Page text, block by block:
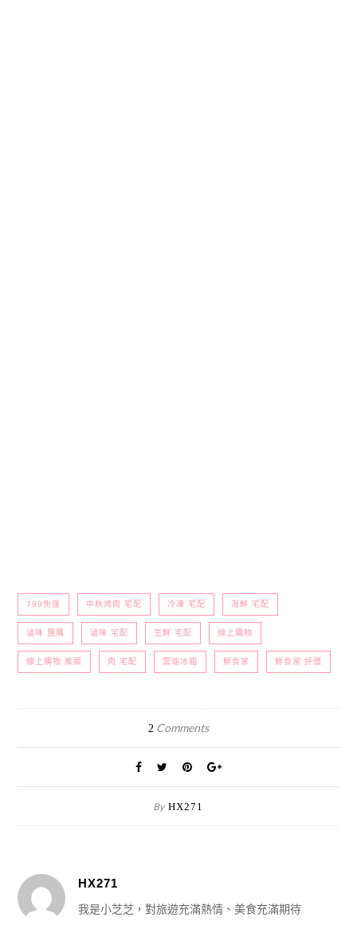
799免運 中秋烤肉 宅配 冷凍 宅配 海鮮 宅配
滷味 團購 滷味 宅配 生鮮 宅配 線上購物
線上購物 推薦 肉 宅配 雲端冰箱 鮮食家 鮮食家 評價
2 Comments
By HX271
HX271
我是小芝芝，對旅遊充滿熱情、美食充滿期待